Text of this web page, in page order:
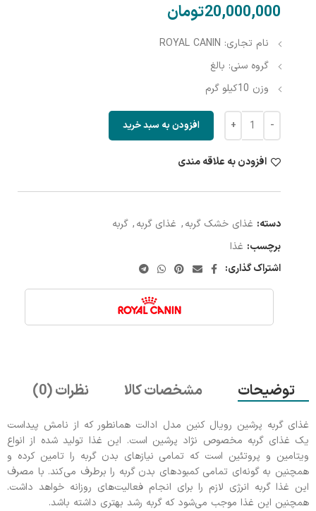
تومان
نام تجاری: ROYAL CANIN
گروه سنی: بالغ
وزن 10کیلو گرم
افزودن به سبد خرید
افزودن به علاقه مندی
دسته: غذای خشک گربه, غذای گربه, گربه
برچسب: غذا
اشتراک گذاری:
توضیحات مشخصات کالا نظرات (0)
غذای گربه پرشین رویال کنین مدل ادالت همانطور که از نامش پیداست
یک غذای گربه مخصوص نژاد پرشین است. این غذا تولید شده از انواع
ویتامین و پروتئین است که تمامی نیازهای بدن گربه را تامین کرده و
همچنین به گونه‌ای تمامی کمبودهای بدن گربه را برطرف می‌کند. با مصرف
این غذا گربه انرژی لازم را برای انجام فعالیت‌های روزانه خواهد داشت.
همچنین این غذا موجب می‌شود که گربه رشد بهتری داشته باشد.